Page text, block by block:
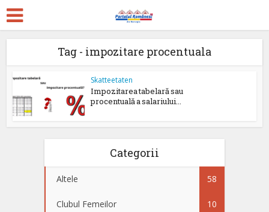
Tag - impozitare procentuala
Skatteetaten
Impozitarea tabelară sau
procentuală a salariului...
Categorii
Altele 58
Clubul Femeilor 10